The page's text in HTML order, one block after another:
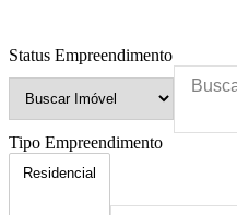
Status Empreendimento
Tipo Empreendimento